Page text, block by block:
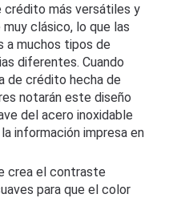
crédito más versátiles y
clásico, lo que las
a muchos tipos de
diferentes. Cuando
de crédito hecha de
notarán este diseño
del acero inoxidable
información impresa en
crea el contraste
para que el color